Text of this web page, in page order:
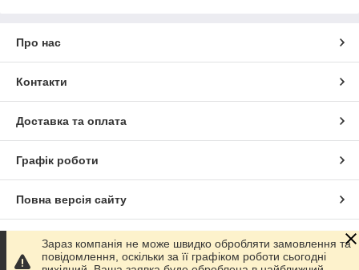
Про нас
Контакти
Доставка та оплата
Графік роботи
Повна версія сайту
Сайт створено на маркетплейсі Prom.ua
Зараз компанія не може швидко обробляти замовлення та
повідомлення, оскільки за її графіком роботи сьогодні